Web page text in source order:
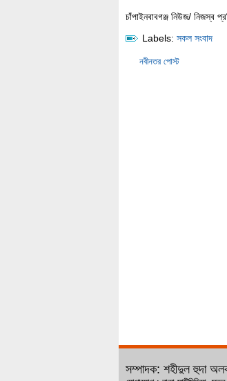
চাঁপাইনবাবগঞ্জ নিউজ/ নিজস্ব
Labels: সকল সংবাদ
নবীনতর পোস্ট
সম্পাদক: শহীদুল হুদা